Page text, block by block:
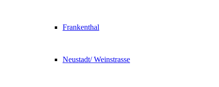
Frankenthal
Neustadt/ Weinstrasse